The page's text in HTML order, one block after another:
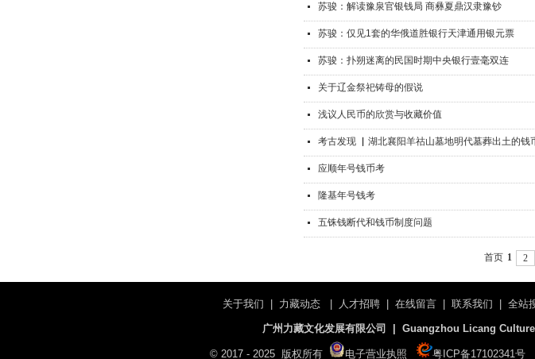
苏骏：解读豫泉官银钱局 商彝夏鼎汉隶豫钞
苏骏：仅见1套的华俄道胜银行天津通用银元票
苏骏：扑朔迷离的民国时期中央银行壹毫双连
关于辽金祭祀铸母的假说
浅议人民币的欣赏与收藏价值
考古发现 ▏湖北襄阳羊祜山墓地明代墓葬出土的钱
应顺年号钱币考
隆基年号钱考
五铢钱断代和钱币制度问题
首页 1 2
关于我们 力藏动态| 人才招聘| 在线留言| 联系我们 全站
广州力藏文化发展有限公司 | Guangzhou Licang
© 2017 - 2025 版权所有 电子营业执照 粤ICP备17102341号